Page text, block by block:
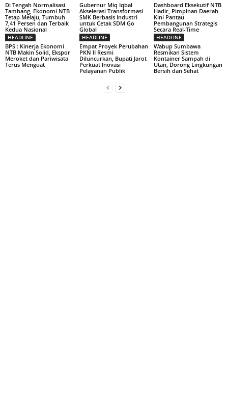
Di Tengah Normalisasi
Tambang, Ekonomi NTB
Tetap Melaju, Tumbuh
7,41 Persen dan Terbaik
Kedua Nasional
Gubernur Miq Iqbal
Akselerasi Transformasi
SMK Berbasis Industri
untuk Cetak SDM Go
Global
Dashboard Eksekutif NTB
Hadir, Pimpinan Daerah
Kini Pantau
Pembangunan Strategis
Secara Real-Time
HEADLINE
BPS : Kinerja Ekonomi
NTB Makin Solid, Ekspor
Meroket dan Pariwisata
Terus Menguat
HEADLINE
Empat Proyek Perubahan
PKN II Resmi
Diluncurkan, Bupati Jarot
Perkuat Inovasi
Pelayanan Publik
HEADLINE
Wabup Sumbawa
Resmikan Sistem
Kontainer Sampah di
Utan, Dorong Lingkungan
Bersih dan Sehat